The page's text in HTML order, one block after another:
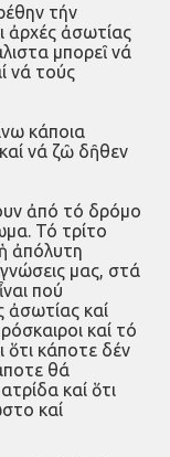
τήν
ἀρχές ἀσωτίας
μπορεῖ νά
νά τούς
κάποια
νά ζῶ δῆθεν
ἀπό τό δρόμο
Τό τρίτο
ἀπόλυτη
μας, στά
πού
καί
καί τό
ὅτι κάποτε δέν
θά
καί ὅτι
καί